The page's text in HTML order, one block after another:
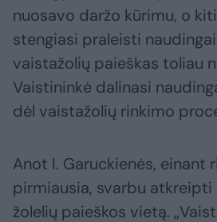
nuosavo daržo kūrimu, o
stengiasi praleisti
vaistažolių paieškas toliau
Vaistininkė dalinasi
dėl vaistažolių rinkimo
Anot I. Garuckienės, einant
pirmiausia, svarbu
žolelių paieškos vietą.